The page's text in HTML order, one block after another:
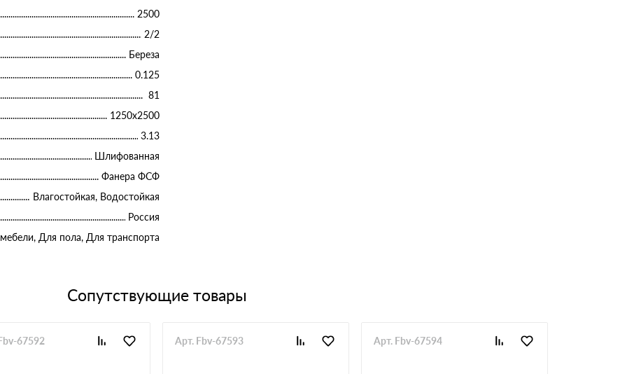
2500
2/2
Береза
0.125
81
1250х2500
3.13
Шлифованная
Фанера ФСФ
Влагостойкая, Водостойкая
Россия
Для пола, Для транспорта
Сопутствующие товары
67592 Арт. Fbv-67593 Арт. Fbv-67594